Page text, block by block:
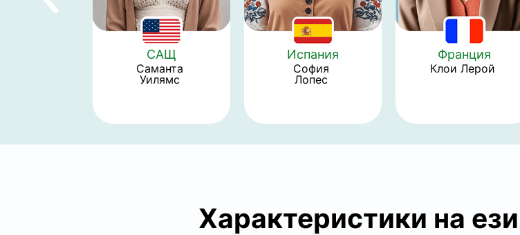
САЩ
Саманта
Уилямс
Испания
София
Лопес
Франция
Клои Лерой
Характеристики на